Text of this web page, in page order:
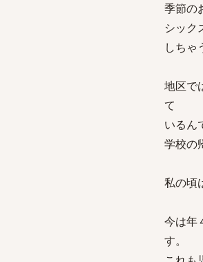
季節の
シック
しちゃ
地区で
て
いるん
学校の
私の頃
今は年
す。